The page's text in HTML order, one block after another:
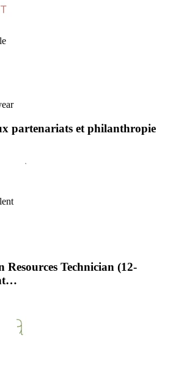
partenariats et philanthropie
Technician (12-